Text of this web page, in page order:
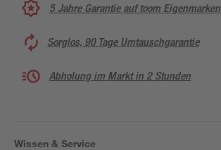
5 Jahre Garantie auf toom Eigenmarken
Sorglos, 90 Tage Umtauschgarantie
Abholung im Markt in 2 Stunden
Wissen & Service